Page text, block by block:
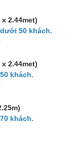
2.44met)
50 khách.
2.44met)
khách.
khách.